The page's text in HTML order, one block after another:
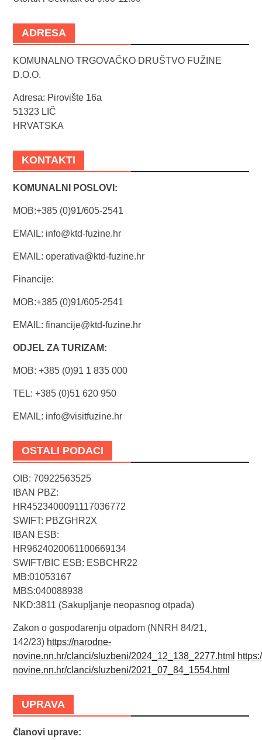
ADRESA
KOMUNALNO TRGOVAČKO DRUŠTVO FUŽINE
D.O.O.
Adresa: Pirovište 16a
51323 LIČ
HRVATSKA
KONTAKTI
KOMUNALNI POSLOVI:
MOB:+385 (0)91/605-2541
EMAIL: info@ktd-fuzine.hr
EMAIL: operativa@ktd-fuzine.hr
Financije:
MOB:+385 (0)91/605-2541
EMAIL: financije@ktd-fuzine.hr
ODJEL ZA TURIZAM:
MOB: +385 (0)91 1 835 000
TEL: +385 (0)51 620 950
EMAIL: info@visitfuzine.hr
OSTALI PODACI
OIB: 70922563525
IBAN PBZ:
HR4523400091117036772
SWIFT: PBZGHR2X
IBAN ESB:
HR9624020061100669134
SWIFT/BIC ESB: ESBCHR22
MB:01053167
MBS:040088938
NKD:3811 (Sakupljanje neopasnog otpada)
Zakon o gospodarenju otpadom (NNRH 84/21,
142/23) https://narodne-
novine.nn.hr/clanci/sluzbeni/2024_12_138_2277.html
novine.nn.hr/clanci/sluzbeni/2021_07_84_1554.html
UPRAVA
Članovi uprave: